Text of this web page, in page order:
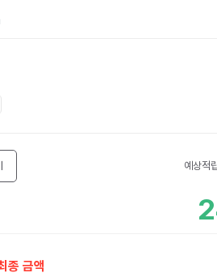
예상적
종 금액